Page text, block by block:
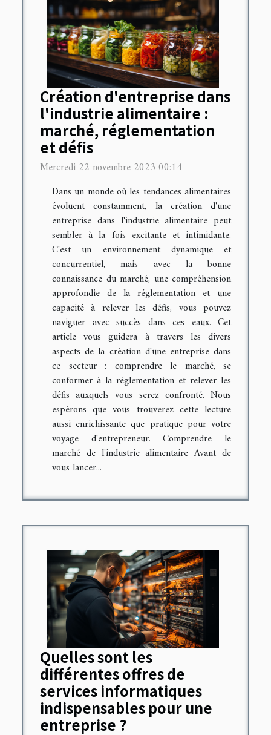
Création d'entreprise dans
l'industrie alimentaire :
marché, réglementation
et défis
Mercredi 22 novembre 2023 00:14
Dans un monde où les tendances alimentaires
évoluent constamment, la création d'une
entreprise dans l'industrie alimentaire peut
sembler à la fois excitante et intimidante.
C'est un environnement dynamique et
concurrentiel, mais avec la bonne
connaissance du marché, une compréhension
approfondie de la réglementation et une
capacité à relever les défis, vous pouvez
naviguer avec succès dans ces eaux. Cet
article vous guidera à travers les divers
aspects de la création d'une entreprise dans
ce secteur : comprendre le marché, se
conformer à la réglementation et relever les
défis auxquels vous serez confronté. Nous
espérons que vous trouverez cette lecture
aussi enrichissante que pratique pour votre
voyage d'entrepreneur. Comprendre le
marché de l'industrie alimentaire Avant de
vous lancer...
Quelles sont les
différentes offres de
services informatiques
indispensables pour une
entreprise ?